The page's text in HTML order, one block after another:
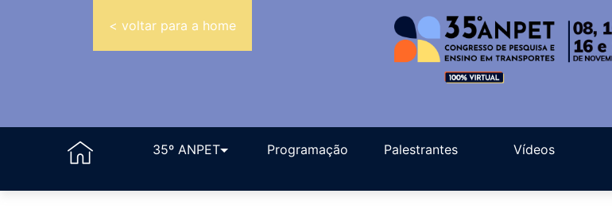
35º ANPET Programação Palestrantes Vídeos
< voltar para a home